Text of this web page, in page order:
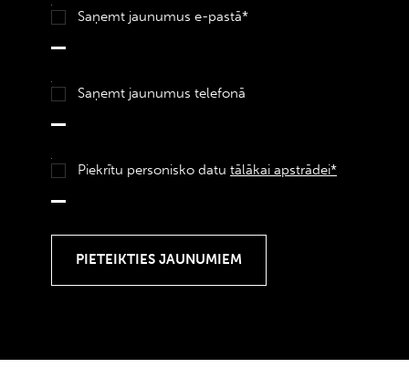
Saņemt jaunumus e-pastā*
Saņemt jaunumus telefonā
Piekrītu personisko datu tālākai apstrādei*